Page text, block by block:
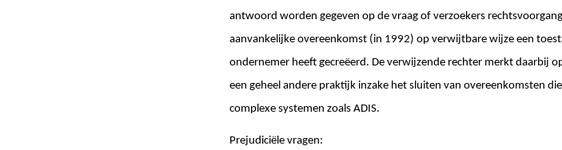
antwoord worden gegeven op de vraag of verzoekers
aanvankelijke overeenkomst (in 1992) op verwijtbare wijze een
ondernemer heeft gecreëerd. De verwijzende rechter merkt daarbij
een geheel andere praktijk inzake het sluiten van overeenkomsten
complexe systemen zoals ADIS.
Prejudiciële vragen: